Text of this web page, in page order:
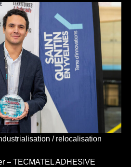
/ relocalisation
– TECMATEL ADHESIVE